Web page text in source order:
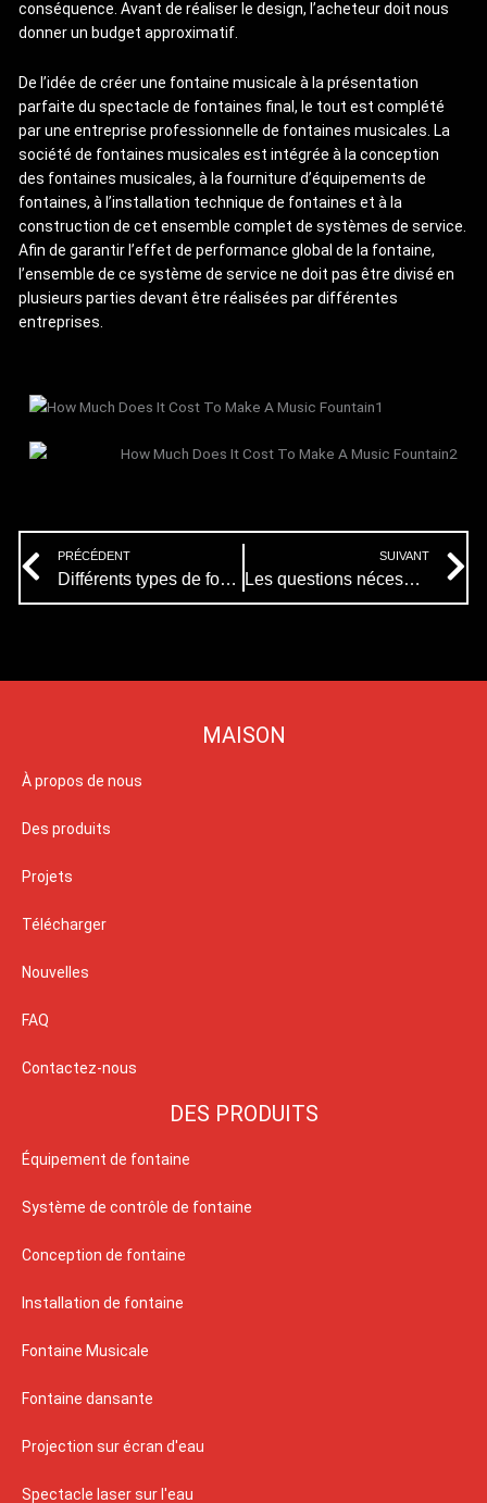
conséquence. Avant de réaliser le design, l’acheteur doit nous
donner un budget approximatif.
De l’idée de créer une fontaine musicale à la présentation
parfaite du spectacle de fontaines final, le tout est complété
par une entreprise professionnelle de fontaines musicales. La
société de fontaines musicales est intégrée à la conception
des fontaines musicales, à la fourniture d’équipements de
fontaines, à l’installation technique de fontaines et à la
construction de cet ensemble complet de systèmes de service.
Afin de garantir l’effet de performance global de la fontaine,
l’ensemble de ce système de service ne doit pas être divisé en
plusieurs parties devant être réalisées par différentes
entreprises.
Prev
PRÉCÉDENT
Différents types de fontaines
SUIVANT
Les questions nécessitant une attention particulière lors de la construction d’une fontaine musicale
MAISON
À propos de nous
Des produits
Projets
Télécharger
Nouvelles
FAQ
Contactez-nous
DES PRODUITS
Équipement de fontaine
Système de contrôle de fontaine
Conception de fontaine
Installation de fontaine
Fontaine Musicale
Fontaine dansante
Projection sur écran d'eau
Spectacle laser sur l'eau